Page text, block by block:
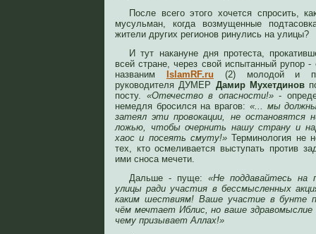
После всего этого хочется спросить,
мусульман, когда возмущенные
жители других регионов ринулись на улицы?
И тут накануне дня протеста,
всей стране, через свой испытанный рупор
названим
IslamRF.ru (2) молодой и
руководителя ДУМЕР Дамир Мухетдинов
посту. «Отечество в опасности!»-
немедля бросился на врагов: «... мы
затеял эти провокации, не остановятся
ложью, чтобы очернить нашу страну и
хаос и посеять смуту!»Терминология не
тех, кто осмеливается выступать против
ими сноса мечети.
Дальше - пуще: «Не поддавайтесь на
улицы ради участия в бессмысленных
каким шествиям! Ваше участие в бунте
чём мечтает Иблис, но ваше
чему призывает Аллах!»